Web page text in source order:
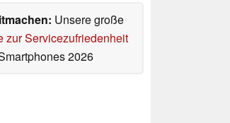
Unsere große
zur Servicezufriedenheit
2026